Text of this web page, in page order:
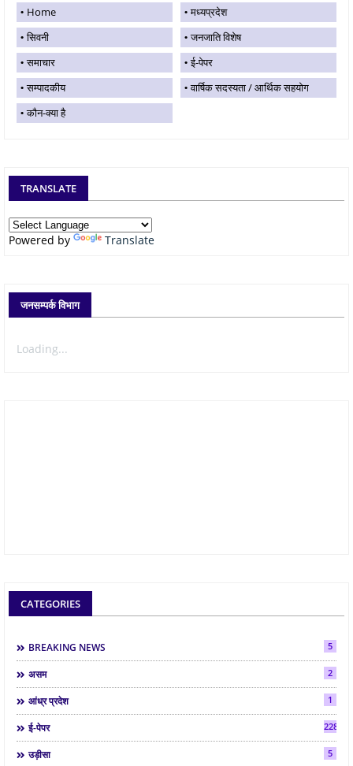
Home
मध्यप्रदेश
सिवनी
जनजाति विशेष
समाचार
ई-पेपर
सम्पादकीय
वार्षिक सदस्यता / आर्थिक सहयोग
कौन-क्या है
TRANSLATE
Powered by Translate
जनसम्पर्क विभाग
Loading...
CATEGORIES
BREAKING NEWS 5
असम 2
आंध्र प्रदेश 1
ई-पेपर 2286
उड़ीसा 5